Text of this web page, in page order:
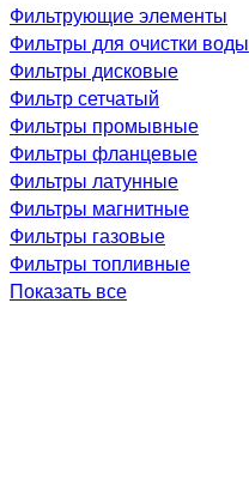
Фильтрующие элементы
Фильтры для очистки воды
Фильтры дисковые
Фильтр сетчатый
Фильтры промывные
Фильтры фланцевые
Фильтры латунные
Фильтры магнитные
Фильтры газовые
Фильтры топливные
Показать все